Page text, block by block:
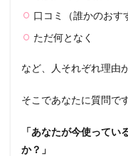
口コミ（誰かのおす
ただ何となく
など、人それぞれ理由
そこであなたに質問です
「あなたが今使って
か？」